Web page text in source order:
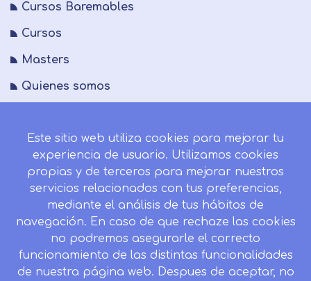
Cursos Baremables
Cursos
Masters
Quienes somos
Blog
Mapa del sitio
Desistir contrato aquí
CONTACTO
Este sitio web utiliza cookies para mejorar tu
experiencia de usuario. Utilizamos cookies
propias y de terceros para mejorar nuestros
servicios relacionados con tus preferencias,
mediante el análisis de tus hábitos de
navegación. En caso de que rechaze las cookies
no podremos asegurarle el correcto
funcionamiento de las distintas funcionalidades
de nuestra página web. Despues de aceptar, no